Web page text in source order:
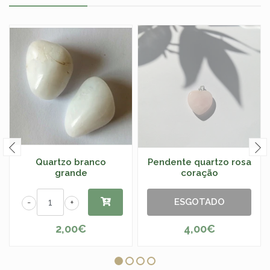
Quartzo branco
grande
+
-
2,00€
Pendente quartzo rosa
coração
ESGOTADO
4,00€